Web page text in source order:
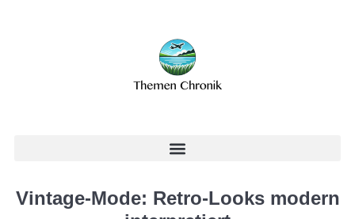
Vintage-Mode: Retro-Looks modern